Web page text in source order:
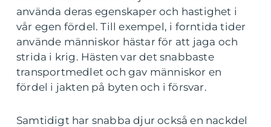
använda deras egenskaper och hastighet i
vår egen fördel. Till exempel, i forntida tider
använde människor hästar för att jaga och
strida i krig. Hästen var det snabbaste
transportmedlet och gav människor en
fördel i jakten på byten och i försvar.
Samtidigt har snabba djur också en nackdel